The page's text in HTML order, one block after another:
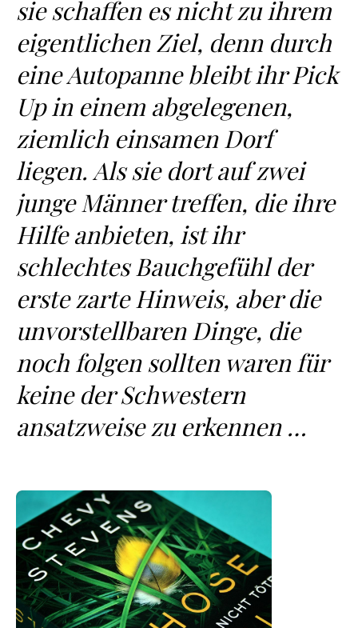
sie schaffen es nicht zu ihrem
eigentlichen Ziel, denn durch
eine Autopanne bleibt ihr Pick
Up in einem abgelegenen,
ziemlich einsamen Dorf
liegen. Als sie dort auf zwei
junge Männer treffen, die ihre
Hilfe anbieten, ist ihr
schlechtes Bauchgefühl der
erste zarte Hinweis, aber die
unvorstellbaren Dinge, die
noch folgen sollten waren für
keine der Schwestern
ansatzweise zu erkennen …